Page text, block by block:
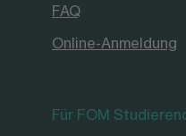
FAQ
Online-Anmeldung
Für FOM